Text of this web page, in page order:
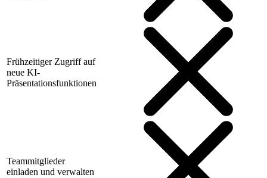
Frühzeitiger Zugriff auf
neue KI-
Präsentationsfunktionen
Teammitglieder
einladen und verwalten